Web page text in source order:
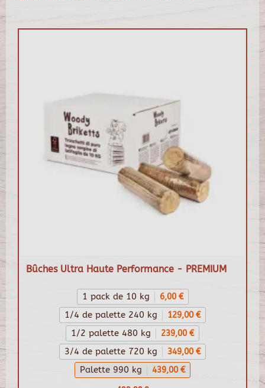
Bûches Ultra Haute Performance - PREMIUM
1 pack de 10 kg 6,00 €
1/4 de palette 240 kg 129,00 €
1/2 palette 480 kg 239,00 €
3/4 de palette 720 kg 349,00 €
Palette 990 kg 439,00 €